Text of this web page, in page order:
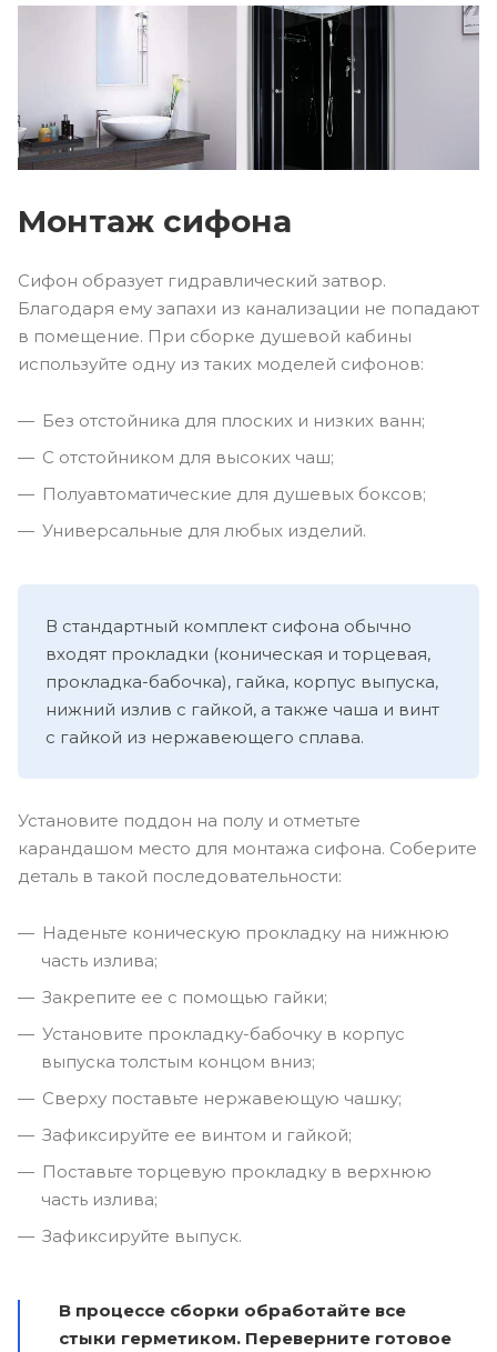
Монтаж сифона
Сифон образует гидравлический затвор.
Благодаря ему запахи из канализации не попадают
в помещение. При сборке душевой кабины
используйте одну из таких моделей сифонов:
Без отстойника для плоских и низких ванн;
С отстойником для высоких чаш;
Полуавтоматические для душевых боксов;
Универсальные для любых изделий.
В стандартный комплект сифона обычно
входят прокладки (коническая и торцевая,
прокладка-бабочка), гайка, корпус выпуска,
нижний излив с гайкой, а также чаша и винт
с гайкой из нержавеющего сплава.
Установите поддон на полу и отметьте
карандашом место для монтажа сифона. Соберите
деталь в такой последовательности:
Наденьте коническую прокладку на нижнюю
часть излива;
Закрепите ее с помощью гайки;
Установите прокладку-бабочку в корпус
выпуска толстым концом вниз;
Сверху поставьте нержавеющую чашку;
Зафиксируйте ее винтом и гайкой;
Поставьте торцевую прокладку в верхнюю
часть излива;
Зафиксируйте выпуск.
В процессе сборки обработайте все
стыки герметиком. Переверните готовое